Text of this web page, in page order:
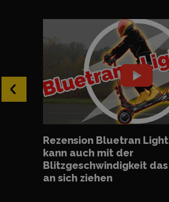
Rezension Bluetran
kann auch mit der
Blitzgeschwindigkeit
an sich ziehen
‹